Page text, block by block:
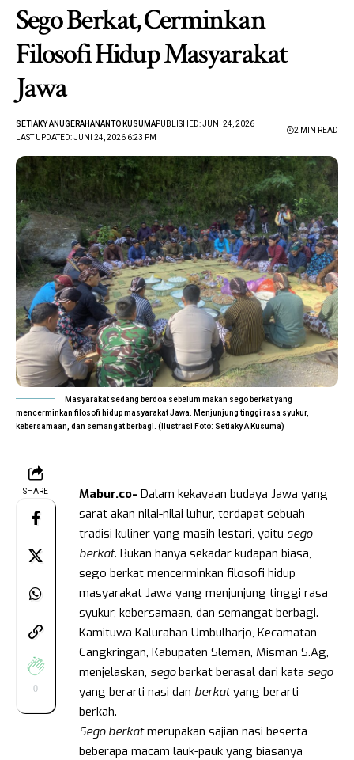
Sego Berkat, Cerminkan
Filosofi Hidup Masyarakat
Jawa
LAST UPDATED: JUNI 24, 2026 6:23 PM
SETIAKY ANUGERAHANANTO KUSUMAPUBLISHED: JUNI 24, 2026
2 MIN READ
Masyarakat sedang berdoa sebelum makan sego berkat yang
mencerminkan filosofi hidup masyarakat Jawa. Menjunjung tinggi rasa syukur,
kebersamaan, dan semangat berbagi. (Ilustrasi Foto: Setiaky A Kusuma)
SHARE
0
Mabur.co- Dalam kekayaan budaya Jawa yang
sarat akan nilai-nilai luhur, terdapat sebuah
tradisi kuliner yang masih lestari, yaitu sego
berkat. Bukan hanya sekadar kudapan biasa,
sego berkat mencerminkan filosofi hidup
masyarakat Jawa yang menjunjung tinggi rasa
syukur, kebersamaan, dan semangat berbagi.
Kamituwa Kalurahan Umbulharjo, Kecamatan
Cangkringan, Kabupaten Sleman, Misman S.Ag,
menjelaskan, segoberkat berasal dari kata sego
yang berarti nasi dan berkatyang berarti
berkah.
Sego berkatmerupakan sajian nasi beserta
beberapa macam lauk-pauk yang biasanya